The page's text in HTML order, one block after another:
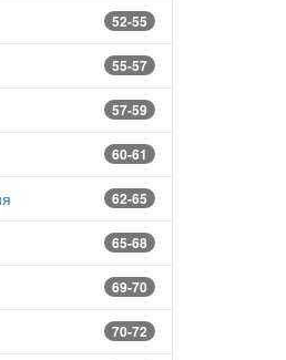
52-55
55-57
57-59
60-61
62-65
65-68
69-70
70-72